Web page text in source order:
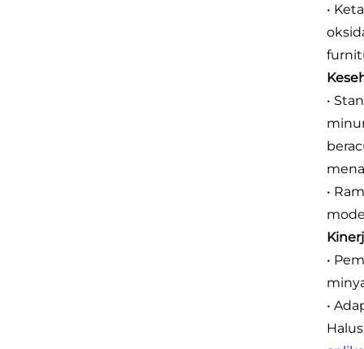
•
•
•
•
•